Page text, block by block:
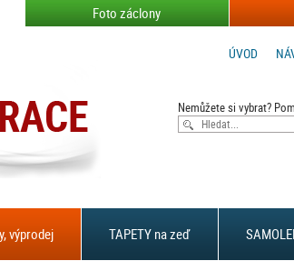
Foto záclony
ÚVOD
Nemůžete si vybrat?
výprodej TAPETY na zeď